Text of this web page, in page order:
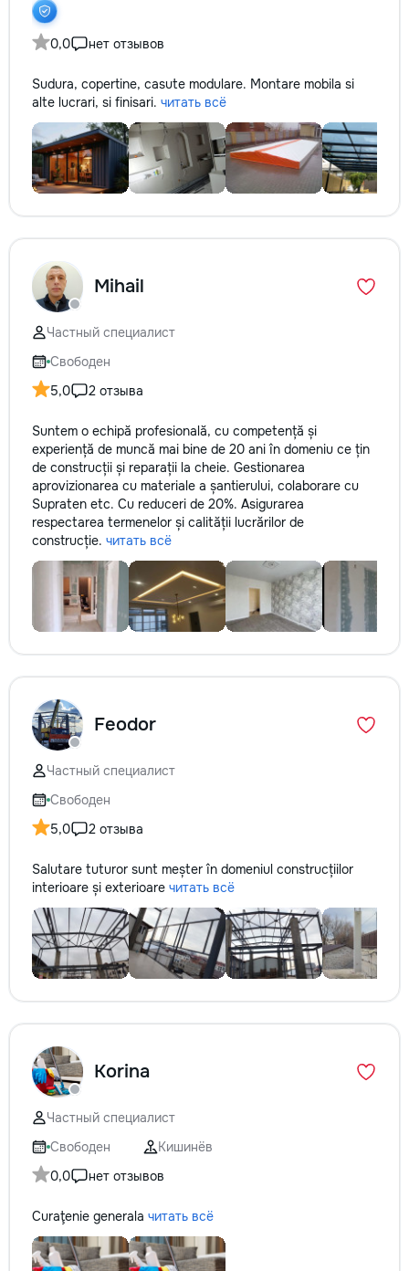
0,0 нет отзывов
Sudura, copertine, casute modulare. Montare mobila si
alte lucrari, si finisari. читать всё
Mihail
Частный специалист
Свободен
5,0
2 отзыва
Suntem o echipă profesională, cu competență și
experiență de muncă mai bine de 20 ani în domeniu ce țin
de construcții și reparații la cheie. Gestionarea
aprovizionarea cu materiale a șantierului, colaborare cu
Supraten etc. Cu reduceri de 20%. Asigurarea
respectarea termenelor și calității lucrărilor de
construcție. читать всё
Feodor
Частный специалист
Свободен
5,0
2 отзыва
Salutare tuturor sunt meșter în domeniul construcțiilor
interioare și exterioare читать всё
Korina
Частный специалист
Свободен
Кишинёв
0,0
нет отзывов
Curaţenie generala читать всё